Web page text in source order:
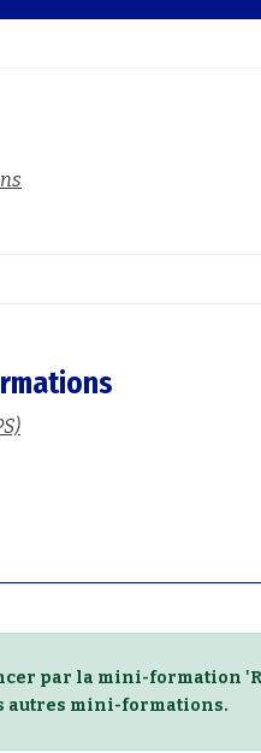
par la mini-formation
autres mini-formations.